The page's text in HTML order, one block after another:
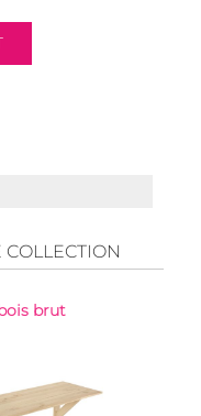
brut